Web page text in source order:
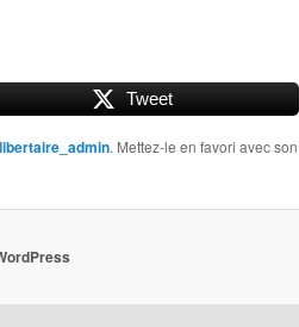
Tweet
. Mettez-le en favori avec son